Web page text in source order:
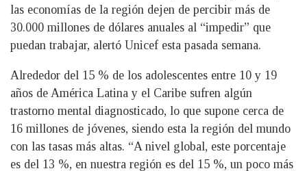
las economías de la región dejen de percibir más de
30.000 millones de dólares anuales al “impedir” que
puedan trabajar, alertó Unicef esta pasada semana.
Alrededor del 15 % de los adolescentes entre 10 y 19
años de América Latina y el Caribe sufren algún
trastorno mental diagnosticado, lo que supone cerca de
16 millones de jóvenes, siendo esta la región del mundo
con las tasas más altas. “A nivel global, este porcentaje
es del 13 %, en nuestra región es del 15 %, un poco más